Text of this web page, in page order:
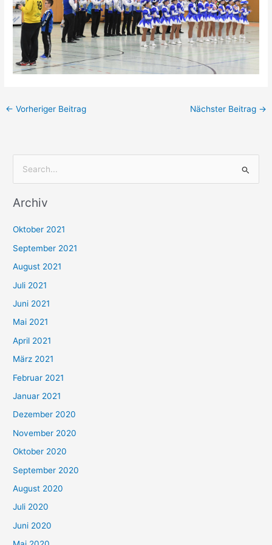
← Vorheriger Beitrag Nächster Beitrag →
c
n
n
a
c
h
:
Archiv
Oktober 2021
September 2021
August 2021
Juli 2021
Juni 2021
Mai 2021
April 2021
März 2021
Februar 2021
Januar 2021
Dezember 2020
November 2020
Oktober 2020
September 2020
August 2020
Juli 2020
Juni 2020